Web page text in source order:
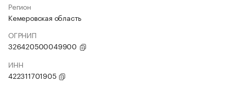
Регион
Кемеровская область
ОГРНИП
326420500049900
ИНН
422311701905